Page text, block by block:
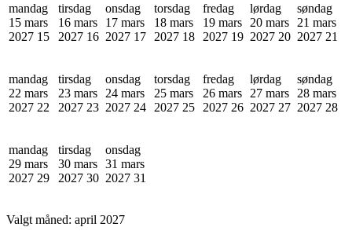
mandag
15 mars
2027 15
tirsdag
16 mars
2027 16
onsdag
17 mars
2027 17
torsdag
18 mars
2027 18
fredag
19 mars
2027 19
lørdag
20 mars
2027 20
søndag
21 mars
2027 21
mandag
22 mars
2027 22
tirsdag
23 mars
2027 23
onsdag
24 mars
2027 24
torsdag
25 mars
2027 25
fredag
26 mars
2027 26
lørdag
27 mars
2027 27
søndag
28 mars
2027 28
mandag
29 mars
2027 29
tirsdag
30 mars
2027 30
onsdag
31 mars
2027 31
Valgt måned: april 2027